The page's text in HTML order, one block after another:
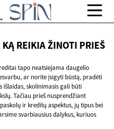
REIKIA ŽINOTI PRIEŠ
tapo neatsiejama daugelio
ar norite įsigyti būstą, pradėti
skolinimasis gali būti
Tačiau prieš nusprendžiant
ir kreditų aspektus, jų tipus bei
svarbiausius dalykus, kuriuos